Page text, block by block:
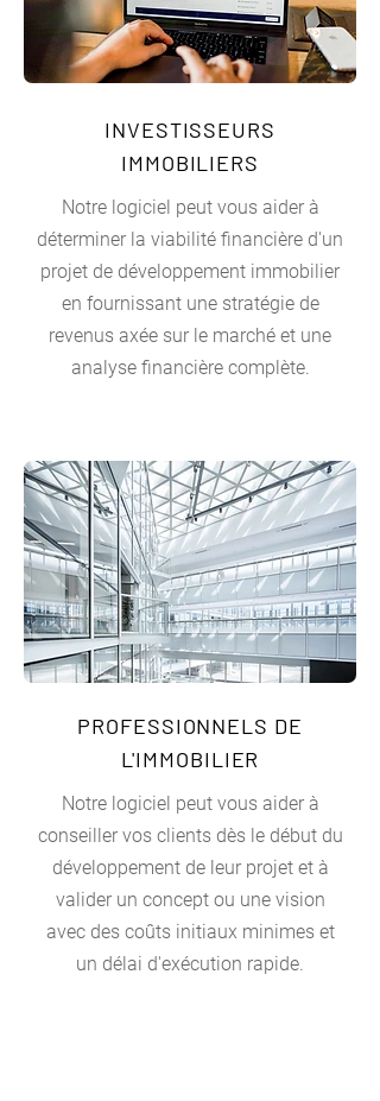
INVESTISSEURS
IMMOBILIERS
Notre logiciel peut vous aider à
déterminer la viabilité financière d'un
projet de développement immobilier
en fournissant une stratégie de
revenus axée sur le marché et une
analyse financière complète.
PROFESSIONNELS DE
L'IMMOBILIER
Notre logiciel peut vous aider à
conseiller vos clients dès le début du
développement de leur projet et à
valider un concept ou une vision
avec des coûts initiaux minimes et
un délai d'exécution rapide.